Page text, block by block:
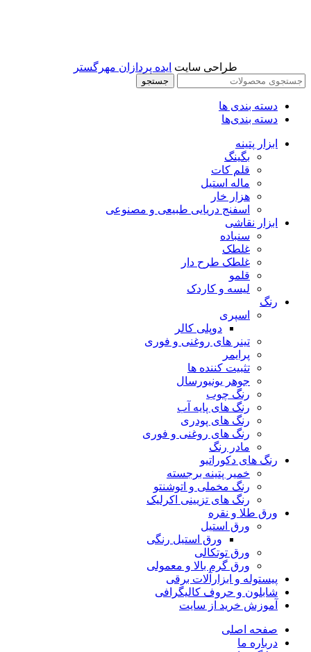
طراحی سایت ایده پردازان مهرگستر
جستجو
دسته بندی ها
دسته بندی‌ها
ابزار پتینه
بگینگ
قلم کات
ماله استیل
هزار خار
اسفنج دریایی طبیعی و مصنوعی
ابزار نقاشی
سنباده
غلطک
غلطک طرح دار
قلمو
لیسه و کاردک
رنگ
اسپری
دوپلی کالر
تینر های روغنی و فوری
پرایمر
تثبیت کننده ها
جوهر یونیورسال
رنگ چوب
رنگ‌ های پایه آب
رنگ های پودری
رنگ‌ های روغنی و فوری
مادر رنگ
رنگ های دکوراتیو
خمیر پتینه برجسته
رنگ مخملی و اتوشنتو
رنگ های تزیینی اکرلیک
ورق طلا و نقره
ورق استیل
ورق استیل رنگی
ورق توتکالی
ورق گرم بالا و معمولی
پیستوله و ابزارآلات برقی
شابلون و حروف کالیگرافی
آموزش خرید از سایت
صفحه اصلی
درباره ما